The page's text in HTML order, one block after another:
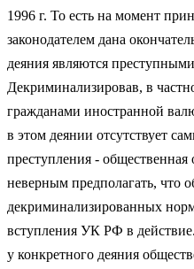
1996 г. То есть на момент
законодателем дана
деяния являются
Декриминализировав, в
гражданами иностранной
в этом деянии отсутствует
преступления - общественная
неверным предполагать, что
декриминализированных
вступления УК РФ в
у конкретного деяния